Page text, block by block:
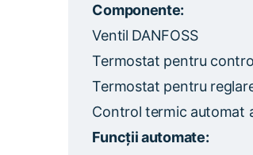
Componente:
Ventil DANFOSS
Termostat pentru
Termostat pentru
Control termic automat
Funcții automate: